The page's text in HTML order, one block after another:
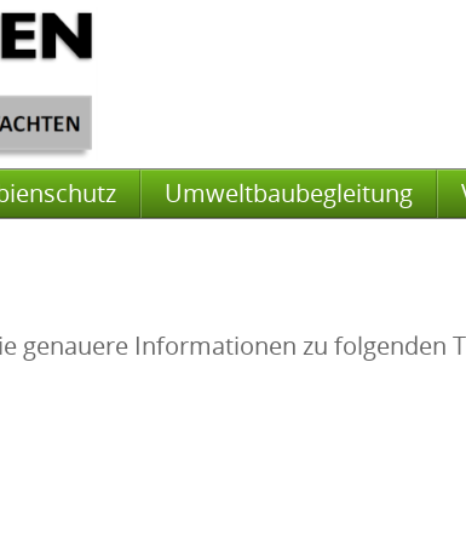
Umweltbaubegleitung
genauere Informationen zu folgenden